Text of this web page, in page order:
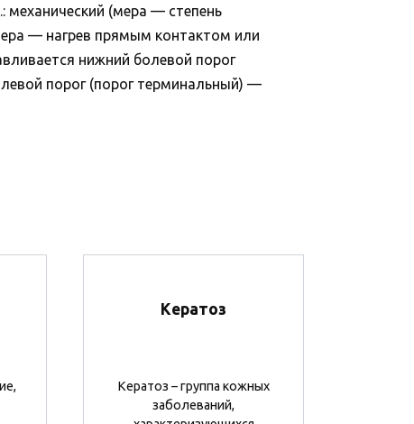
(мера — степень
— нагрев прямым контактом или
нижний болевой порог
порог (порог терминальный) —
Кератоз
Кератоз – группа кожных
заболеваний,